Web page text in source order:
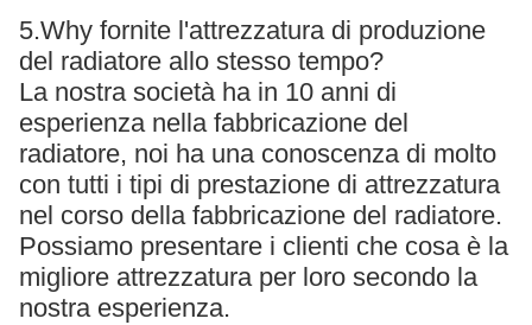
5.Why fornite l'attrezzatura di produzione
del radiatore allo stesso tempo?
La nostra società ha in 10 anni di
esperienza nella fabbricazione del
radiatore, noi ha una conoscenza di molto
con tutti i tipi di prestazione di attrezzatura
nel corso della fabbricazione del radiatore.
Possiamo presentare i clienti che cosa è la
migliore attrezzatura per loro secondo la
nostra esperienza.